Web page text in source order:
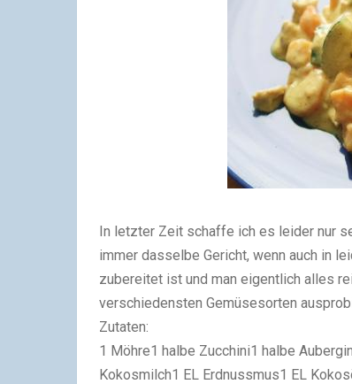
In letzter Zeit schaffe ich es leider nur
immer dasselbe Gericht, wenn auch in
zubereitet ist und man eigentlich alles
verschiedensten Gemüsesorten
Zutaten:
1 Möhre1 halbe Zucchini1 halbe
Kokosmilch1 EL Erdnussmus1 EL